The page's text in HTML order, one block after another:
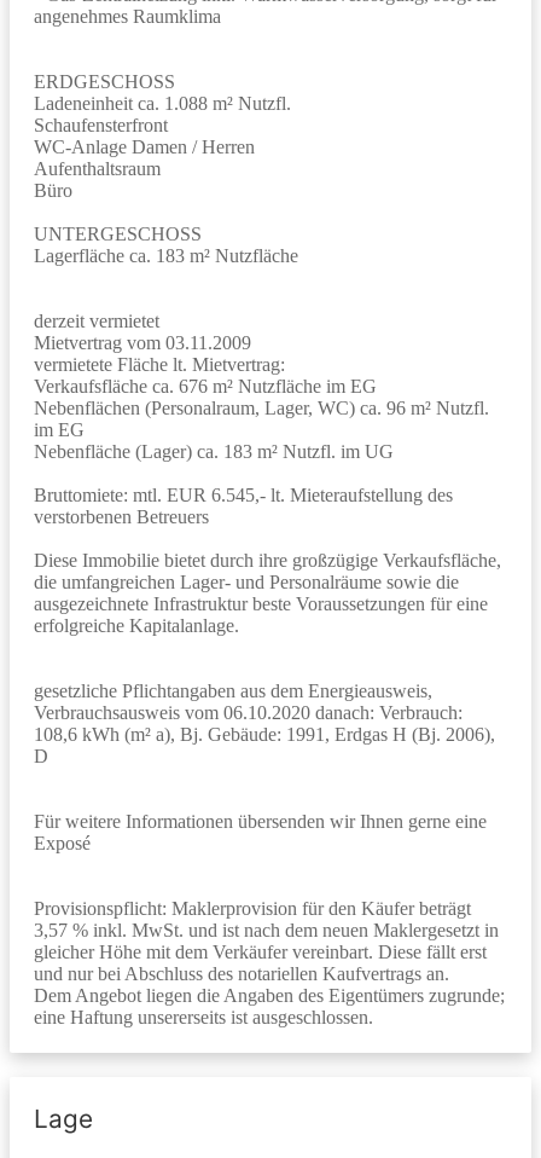
angenehmes Raumklima
ERDGESCHOSS
Ladeneinheit ca. 1.088 m² Nutzfl.
Schaufensterfront
WC-Anlage Damen / Herren
Aufenthaltsraum
Büro
UNTERGESCHOSS
Lagerfläche ca. 183 m² Nutzfläche
derzeit vermietet
Mietvertrag vom 03.11.2009
vermietete Fläche lt. Mietvertrag:
Verkaufsfläche ca. 676 m² Nutzfläche im EG
Nebenflächen (Personalraum, Lager, WC) ca. 96 m² Nutzfl.
im EG
Nebenfläche (Lager) ca. 183 m² Nutzfl. im UG
Bruttomiete: mtl. EUR 6.545,- lt. Mieteraufstellung des
verstorbenen Betreuers
Diese Immobilie bietet durch ihre großzügige Verkaufsfläche,
die umfangreichen Lager- und Personalräume sowie die
ausgezeichnete Infrastruktur beste Voraussetzungen für eine
erfolgreiche Kapitalanlage.
gesetzliche Pflichtangaben aus dem Energieausweis,
Verbrauchsausweis vom 06.10.2020 danach: Verbrauch:
108,6 kWh (m² a), Bj. Gebäude: 1991, Erdgas H (Bj. 2006),
D
Für weitere Informationen übersenden wir Ihnen gerne eine
Exposé
Provisionspflicht: Maklerprovision für den Käufer beträgt
3,57 % inkl. MwSt. und ist nach dem neuen Maklergesetzt in
gleicher Höhe mit dem Verkäufer vereinbart. Diese fällt erst
und nur bei Abschluss des notariellen Kaufvertrags an.
Dem Angebot liegen die Angaben des Eigentümers zugrunde;
eine Haftung unsererseits ist ausgeschlossen.
Lage